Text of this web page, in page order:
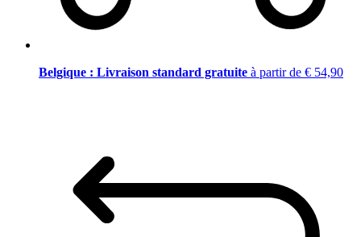
Belgique : Livraison standard gratuite à partir de € 54,90